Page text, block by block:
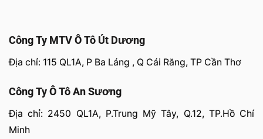
Công Ty MTV Ô Tô Út Dương
Địa chỉ: 115 QL1A, P Ba Láng , Q Cái Răng, TP Cần Thơ
Công Ty Ô Tô An Sương
Địa chỉ: 2450 QL1A, P.Trung Mỹ Tây, Q.12, TP.Hồ Chí
Minh